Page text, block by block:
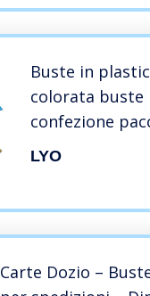
Buste in
colorata buste
confezione
abbigliamento
LYO
Carte Dozio –